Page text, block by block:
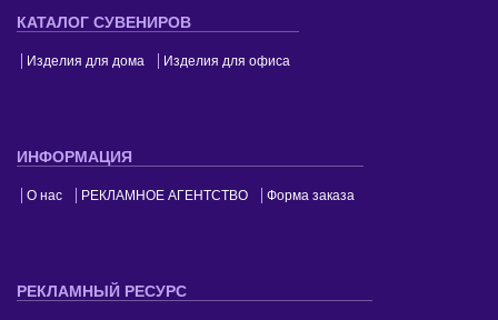
КАТАЛОГ СУВЕНИРОВ
Изделия для дома Изделия для офиса
ИНФОРМАЦИЯ
О нас РЕКЛАМНОЕ АГЕНТСТВО Форма заказа
РЕКЛАМНЫЙ РЕСУРС